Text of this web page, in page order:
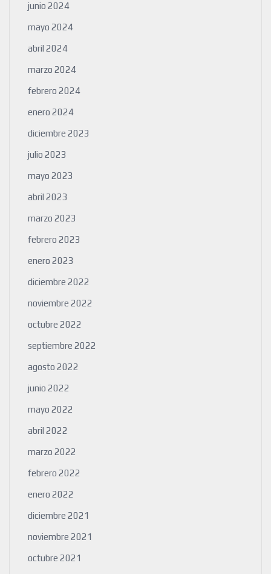
junio 2024
mayo 2024
abril 2024
marzo 2024
febrero 2024
enero 2024
diciembre 2023
julio 2023
mayo 2023
abril 2023
marzo 2023
febrero 2023
enero 2023
diciembre 2022
noviembre 2022
octubre 2022
septiembre 2022
agosto 2022
junio 2022
mayo 2022
abril 2022
marzo 2022
febrero 2022
enero 2022
diciembre 2021
noviembre 2021
octubre 2021